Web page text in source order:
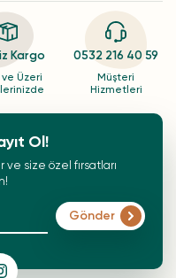
Kargo
ve Üzeri
0532 216 40 59
Müşteri
Hizmetleri
Ol!
size özel fırsatları
Gönder